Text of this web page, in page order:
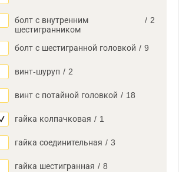
болт с внутренним
шестигранником
/ 2
болт с шестигранной головкой / 9
винт-шуруп / 2
винт с потайной головкой / 18
гайка колпачковая / 1
гайка соединительная / 3
гайка шестигранная / 8